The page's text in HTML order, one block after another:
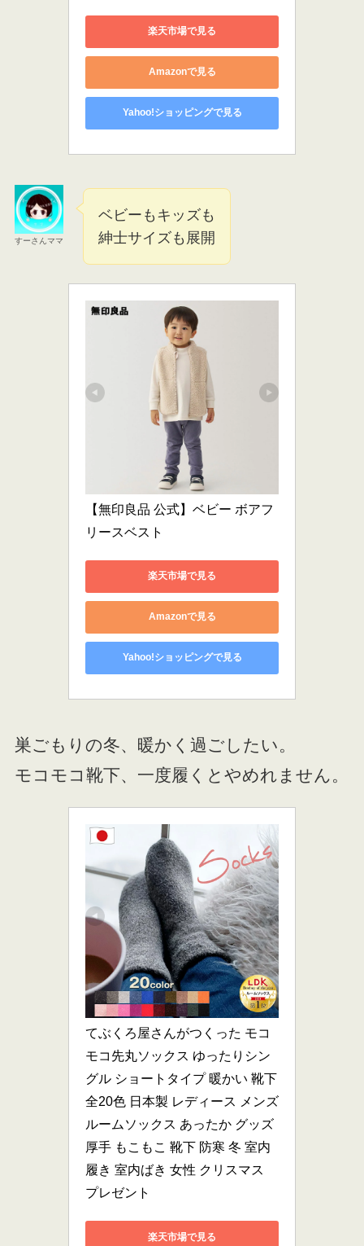
楽天市場で見る
Amazonで見る
Yahoo!ショッピングで見る
すーさんママ
ベビーもキッズも
紳士サイズも展開
【無印良品 公式】ベビー ボアフ
リースベスト
楽天市場で見る
Amazonで見る
Yahoo!ショッピングで見る
巣ごもりの冬、暖かく過ごしたい。
モコモコ靴下、一度履くとやめれません。
てぶくろ屋さんがつくった モコ
モコ先丸ソックス ゆったりシン
グル ショートタイプ 暖かい 靴下
全20色 日本製 レディース メンズ
ルームソックス あったか グッズ
厚手 もこもこ 靴下 防寒 冬 室内
履き 室内ばき 女性 クリスマス
プレゼント
楽天市場で見る